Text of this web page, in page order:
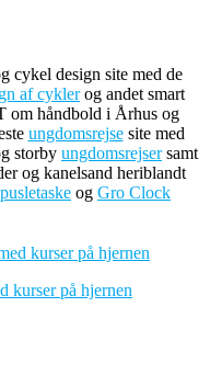
cykel design site med de
af cyklerog andet smart
om håndbold i Århus og
ungdomsrejsesite med
storby ungdomsrejsersamt
og kanelsand heriblandt
og Gro Clock
kurser på hjernen